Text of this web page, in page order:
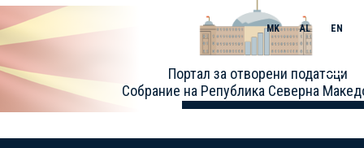
Портал за отворени податоци
Собрание на Република Северна
MK AL EN
Toggle